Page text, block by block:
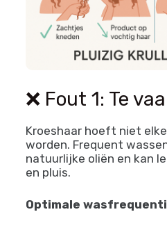
❌ Fout 1: Te
Kroeshaar hoeft niet
worden. Frequent
natuurlijke oliën en kan
en pluis.
Optimale